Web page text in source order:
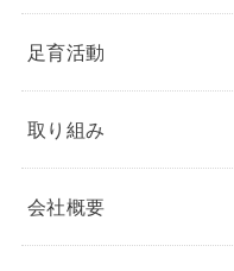
足育活動
取り組み
会社概要